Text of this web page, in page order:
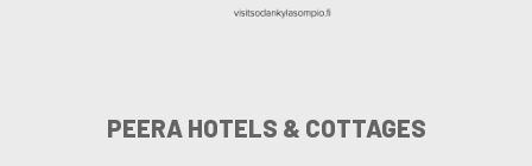
PEERA HOTELS & COTTAGES